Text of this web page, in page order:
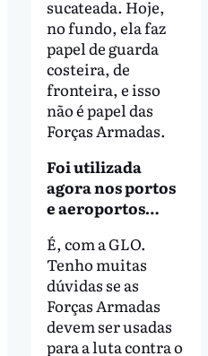
sucateada. Hoje,
no fundo, ela faz
papel de guarda
costeira, de
fronteira, e isso
não é papel das
Forças Armadas.
Foi utilizada
agora nos portos
e aeroportos…
É, com a GLO.
Tenho muitas
dúvidas se as
Forças Armadas
devem ser usadas
para a luta contra o